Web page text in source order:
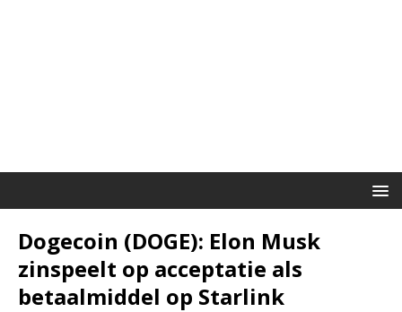
Dogecoin (DOGE): Elon Musk
zinspeelt op acceptatie als
betaalmiddel op Starlink